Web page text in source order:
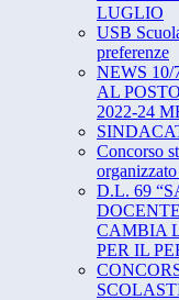
LUGLIO
USB
preferenze
NEWS
AL
2022-24
Concorso
D.L. 69
CAMBIA
PER IL